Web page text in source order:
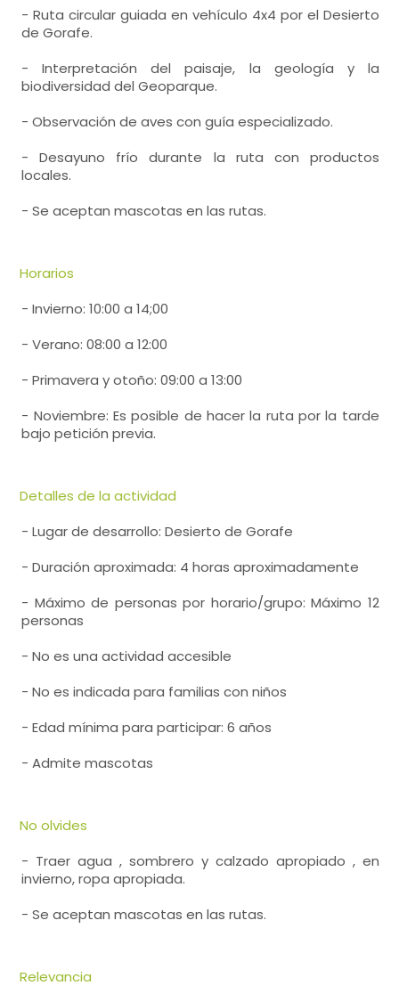
- Ruta circular guiada en vehículo 4x4 por el Desierto
de Gorafe.
- Interpretación del paisaje, la geología y la
biodiversidad del Geoparque.
- Observación de aves con guía especializado.
- Desayuno frío durante la ruta con productos
locales.
- Se aceptan mascotas en las rutas.
Horarios
- Invierno: 10:00 a 14;00
- Verano: 08:00 a 12:00
- Primavera y otoño: 09:00 a 13:00
- Noviembre: Es posible de hacer la ruta por la tarde
bajo petición previa.
Detalles de la actividad
- Lugar de desarrollo: Desierto de Gorafe
- Duración aproximada: 4 horas aproximadamente
- Máximo de personas por horario/grupo: Máximo 12
personas
- No es una actividad accesible
- No es indicada para familias con niños
- Edad mínima para participar: 6 años
- Admite mascotas
No olvides
- Traer agua , sombrero y calzado apropiado , en
invierno, ropa apropiada.
- Se aceptan mascotas en las rutas.
Relevancia